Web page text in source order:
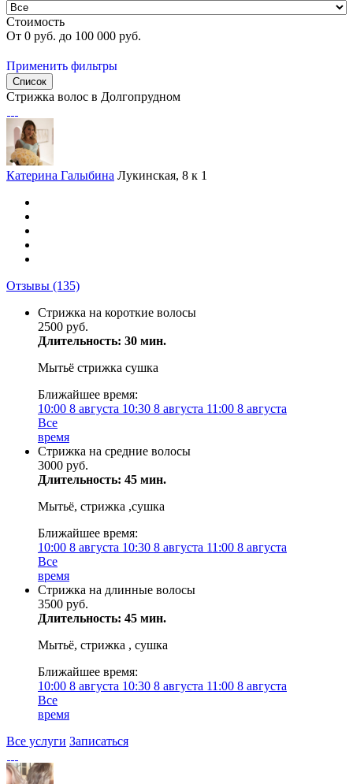
Стоимость
От 0 руб. до 100 000 руб.
Применить фильтры
Список
Стрижка волос в Долгопрудном
Катерина Галыбина Лукинская, 8 к 1
Отзывы (135)
Стрижка на короткие волосы
2500 руб.
Длительность: 30 мин.
Мытьё стрижка сушка
Ближайшее время:
10:00 8 августа 10:30 8 августа 11:00 8 августа
Все
время
Стрижка на средние волосы
3000 руб.
Длительность: 45 мин.
Мытьё, стрижка ,сушка
Ближайшее время:
10:00 8 августа 10:30 8 августа 11:00 8 августа
Все
время
Стрижка на длинные волосы
3500 руб.
Длительность: 45 мин.
Мытьё, стрижка , сушка
Ближайшее время:
10:00 8 августа 10:30 8 августа 11:00 8 августа
Все
время
Все услуги Записаться